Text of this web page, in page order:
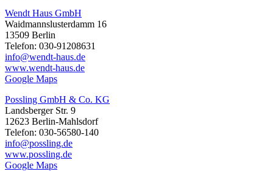
Wendt Haus GmbH
Waidmannslusterdamm 16
13509 Berlin
Telefon: 030-91208631
info@wendt-haus.de
www.wendt-haus.de
Google Maps
Possling GmbH & Co. KG
Landsberger Str. 9
12623 Berlin-Mahlsdorf
Telefon: 030-56580-140
info@possling.de
www.possling.de
Google Maps